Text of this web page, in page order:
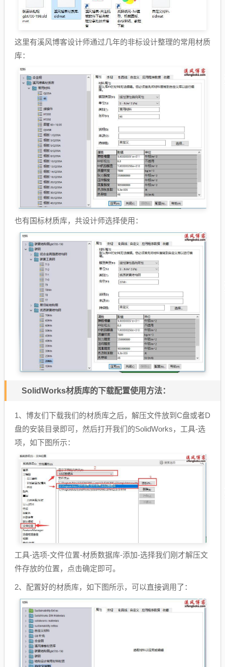
这里有溪风博客设计师通过几年的非标设计整理的常用材质
库：
也有国标材质库，共设计师选择使用：
SolidWorks材质库的下载配置使用方法：
1、博友们下载我们的材质库之后，解压文件放到C盘或者D
盘的安装目录即可，然后打开我们的SolidWorks，工具-选
项，如下图所示：
工具-选项-文件位置-材质数据库-添加-选择我们刚才解压文
件存放的位置，点击确定即可。
2、配置好的材质库，如下图所示，可以直接调用了：